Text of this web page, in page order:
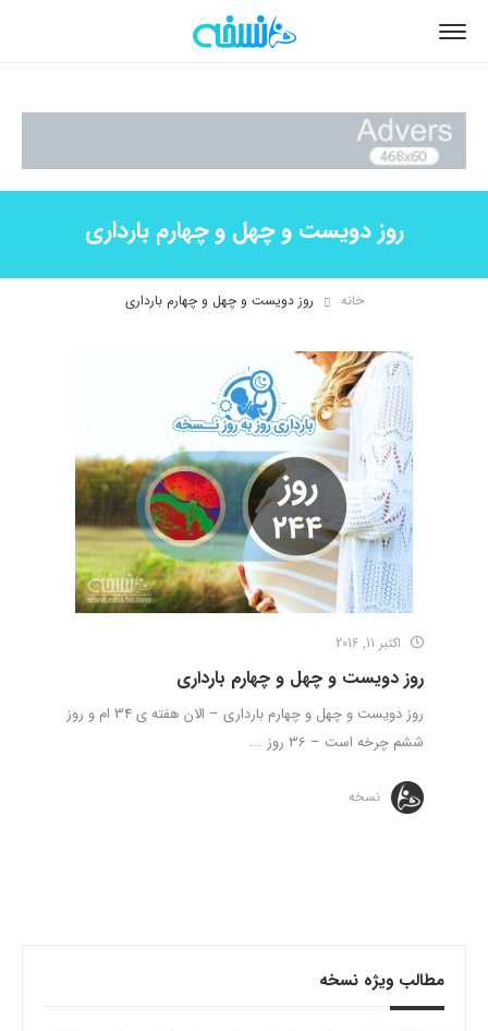
روز دویست و چهل و چهارم بارداری
خانه روز دویست و چهل و چهارم بارداری
اکتبر 11, 2016
روز دویست و چهل و چهارم بارداری
روز دویست و چهل و چهارم بارداری – الان هفته ی 34 ام و روز
ششم چرخه است – 36 روز ...
نسخه
مطالب ویژه نسخه